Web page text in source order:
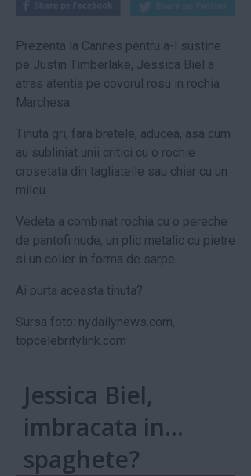
Prezenta la Cannes pentru a-l sustine
pe Justin Timberlake, Jessica Biel a
atras atentia pe covorul rosu in rochia
Marchesa.
Tinuta gri, fara bretele, aducea, asa cum
au subliniat unii critici cu o rochie
crosetata din tagliatelle sau chiar cu un
mileu.
Vedeta a combinat rochia cu o pereche
de pantofi nude, un plic metalic cu pietre
si un colier in forma de sarpe.
Ai purta aceasta tinuta?
Sursa foto: nydailynews.com,
topcelebritylink.com
Jessica Biel,
imbracata in...
spaghete?